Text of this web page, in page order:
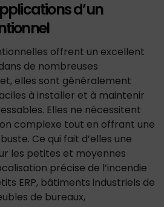
d’un
offrent un excellent
de nombreuses
elles sont généralement
à installer et à maintenir
Elles ne nécessitent
complexe tout en offrant une
Ce qui fait d’elles une
les petites et moyennes
précise de l’incendie
ERP, bâtiments industriels de
de bureaux,